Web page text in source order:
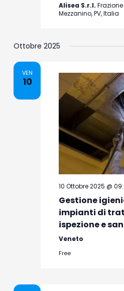
Alisea S.r.l. Frazione
Mezzanino, PV, Italia
Ottobre 2025
VEN
10
10 Ottobre 2025 @
Gestione
impianti di
ispezione e
Veneto
Free